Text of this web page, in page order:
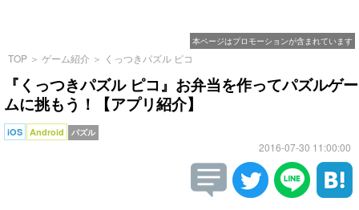
本ページはプロモーションが含まれています
TOP ＞ ゲーム紹介 ＞ くっつきパズル ピコ
『くっつきパズル ピコ』お弁当を作ってパズルゲー
ムに挑もう！【アプリ紹介】
iOS Android パズル
2016-07-30 11:00:00